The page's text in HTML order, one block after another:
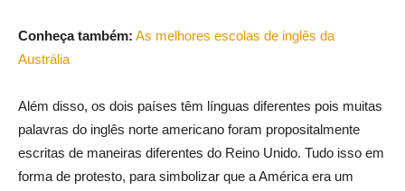
Conheça também: As melhores escolas de inglês da
Austrália
Além disso, os dois países têm línguas diferentes pois muitas
palavras do inglês norte americano foram propositalmente
escritas de maneiras diferentes do Reino Unido. Tudo isso em
forma de protesto, para simbolizar que a América era um